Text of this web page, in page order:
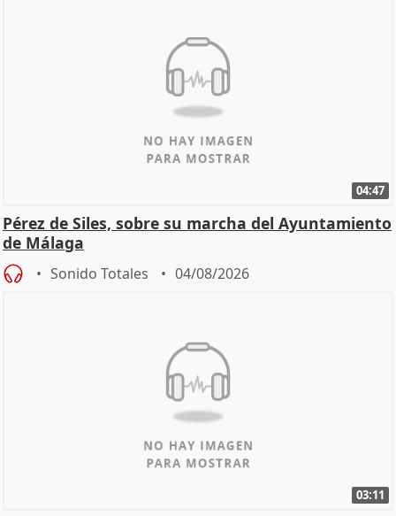
04:47
Pérez de Siles, sobre su marcha del Ayuntamiento
de Málaga
Sonido Totales 04/08/2026
03:11